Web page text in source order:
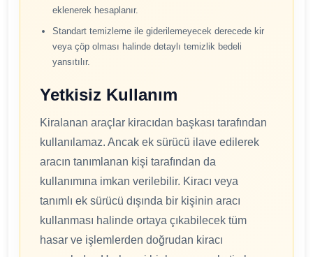
eklenerek hesaplanır.
Standart temizleme ile giderilemeyecek derecede kir
veya çöp olması halinde detaylı temizlik bedeli
yansıtılır.
Yetkisiz Kullanım
Kiralanan araçlar kiracıdan başkası tarafından
kullanılamaz. Ancak ek sürücü ilave edilerek
aracın tanımlanan kişi tarafından da
kullanımına imkan verilebilir. Kiracı veya
tanımlı ek sürücü dışında bir kişinin aracı
kullanması halinde ortaya çıkabilecek tüm
hasar ve işlemlerden doğrudan kiracı